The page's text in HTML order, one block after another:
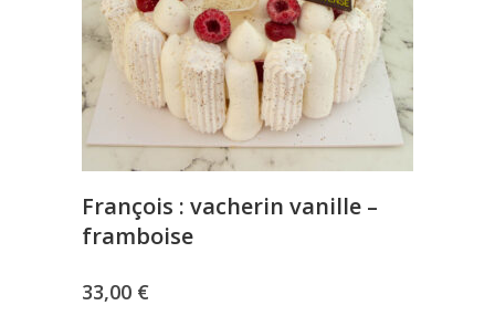
François : vacherin vanille –
framboise
33,00 €